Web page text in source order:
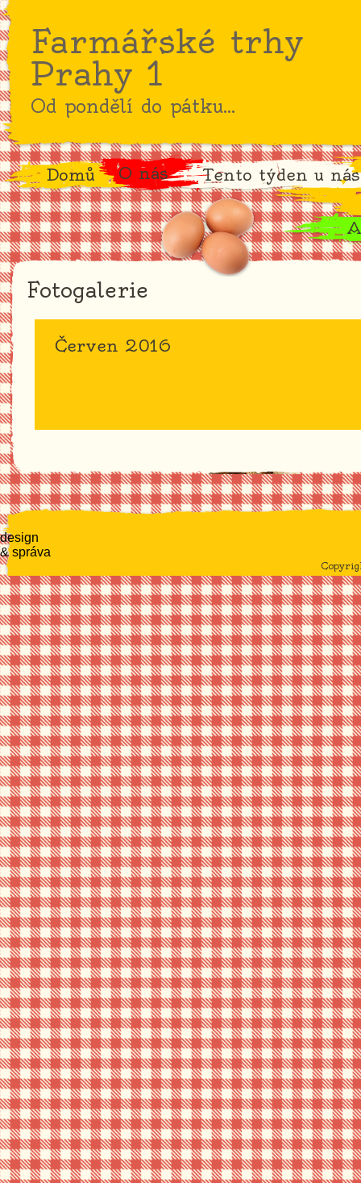
Farmářské trhy
Prahy 1
Od pondělí do pátku...
Domů O nás Tento týden u nás
Fotogalerie
Červen 2016
design
& správa